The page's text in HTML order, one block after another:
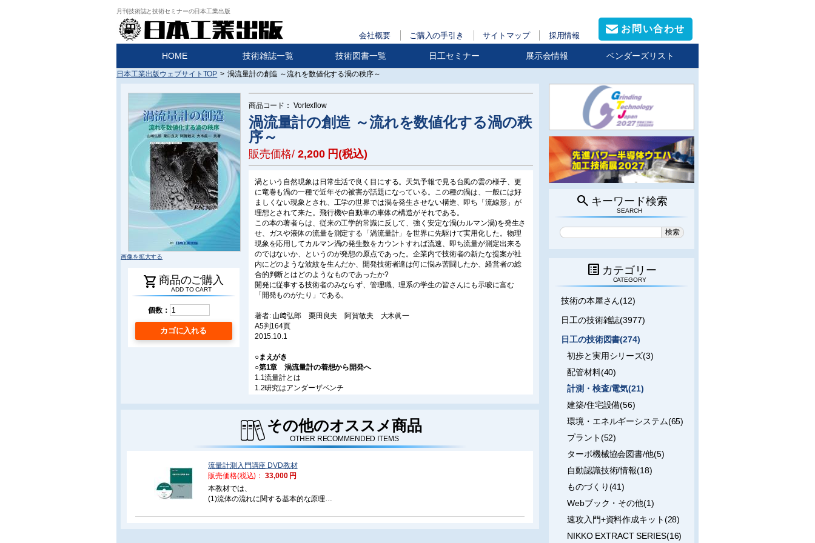
月刊技術誌と技術セミナーの日本工業出版
会社概要 ご購入の手引き サイトマップ 採用情報
お問い合わせ
HOME 技術雑誌一覧 技術図書一覧 日工セミナー 展示会情報 ベンダーズリスト
日本工業出版ウェブサイトTOP > 渦流量計の創造 ～流れを数値化する渦の秩序～
画像を拡大する
shopping_cart 商品のご購入
ADD TO CART
個数：
カゴに入れる
商品コード： Vortexflow
渦流量計の創造 ～流れを数値化する渦の秩
序～
販売価格/ 2,200円(税込)
渦という自然現象は日常生活で良く目にする。天気予報で見る台風の雲の様子、更
に竜巻も渦の一種で近年その被害が話題になっている。この種の渦は、一般には好
ましくない現象とされ、工学の世界では渦を発生させない構造、即ち「流線形」が
理想とされて来た。飛行機や自動車の車体の構造がそれである。
この本の著者らは、従来の工学的常識に反して、強く安定な渦(カルマン渦)を発生さ
せ、ガスや液体の流量を測定する「渦流量計」を世界に先駆けて実用化した。物理
現象を応用してカルマン渦の発生数をカウントすれば流速、即ち流量が測定出来る
のではないか、というのが発想の原点であった。企業内で技術者の新たな提案が社
内にどのような波紋を生んだか、開発技術者達は何に悩み苦闘したか、経営者の総
合的判断とはどのようなものであったか?
開発に従事する技術者のみならず、管理職、理系の学生の皆さんにも示唆に富む
「開発ものがたり」である。
著者: 山﨑弘郎 栗田良夫 阿賀敏夫 大木眞一
A5判164頁
2015.10.1
○まえがき
○第1章 渦流量計の着想から開発へ
1.1流量計とは
1.2研究はアンダーザベンチ
1.5流速と渦放出の周波数
1.6渦放出による交番的揚力
1.7二次元流れ渦流量計の試作
1.8渦検出方式の総括と評価
1.10渦放出の安定性を妨げる流れの三次元性
1.11規則的な渦発生のための流れの局部的二次元化
1.13境界層制御による渦放出安定化の実証
その他のオススメ商品
OTHER RECOMMENDED ITEMS
流量計測入門講座 DVD教材
販売価格(税込)：
33,000 円
本教材では、
(1)流体の流れに関する基本的な原理
(3)流量計の選定方法および設置方法
search キーワード検索
SEARCH
list_alt カテゴリー
CATEGORY
技術の本屋さん(12)
日工の技術雑誌(3977)
日工の技術図書(274)
初歩と実用シリーズ(3)
配管材料(40)
計測・検査/電気(21)
建築/住宅設備(56)
環境・エネルギーシステム(65)
プラント(52)
ターボ機械協会図書/他(5)
自動認識技術/情報(18)
ものづくり(41)
Webブック・その他(1)
速攻入門+資料作成キット(28)
NIKKO EXTRACT SERIES(16)